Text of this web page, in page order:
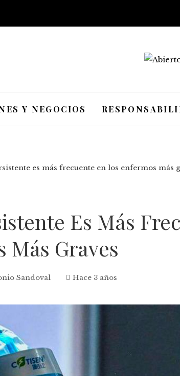
Y NEGOCIOS
es más frecuente en los enfermos más
Es Más
Más Graves
Sandoval Hace 3 años